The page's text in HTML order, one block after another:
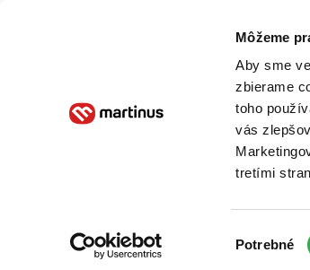
Môžeme
Aby sme
zbierame
toho
vás
tretími
súhlasu
Potrebné
O nás
Zelený Martinus
Nerobíme rozdiely